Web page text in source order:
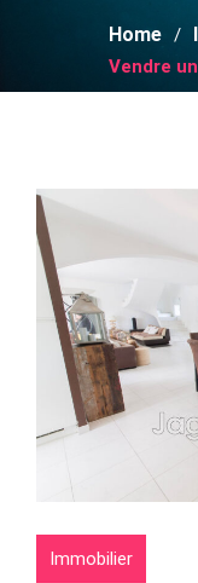
Home
Vendre
Immobilier